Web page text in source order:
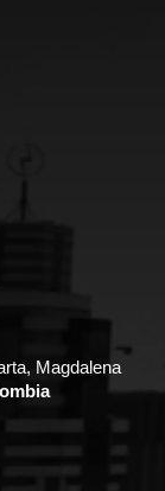
Magdalena